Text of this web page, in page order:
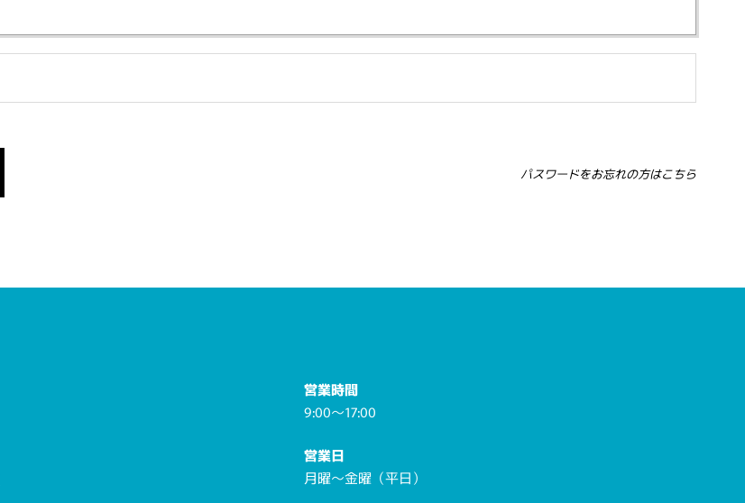
パスワードをお忘れの方はこちら
営業時間
9:00～17:00
営業日
月曜～金曜（平日）